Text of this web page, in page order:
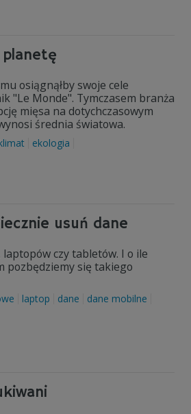
planetę
osiągnąłby swoje cele
"Le Monde". Tymczasem branża
mięsa na dotychczasowym
średnia światowa.
ekologia
usuń dane
czy tabletów. I o ile
pozbędziemy się takiego
laptop dane
dane mobilne